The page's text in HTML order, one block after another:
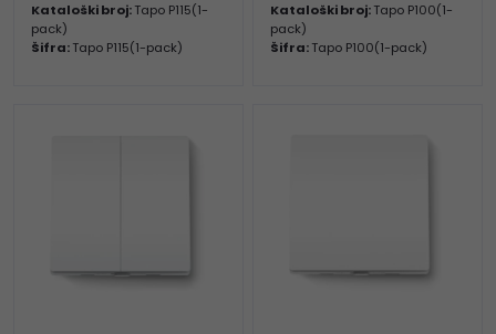
Kataloški broj:Tapo P115(1-
pack)
Šifra:Tapo P115(1-pack)
Kataloški broj:Tapo P100(1-
pack)
Šifra:Tapo P100(1-pack)